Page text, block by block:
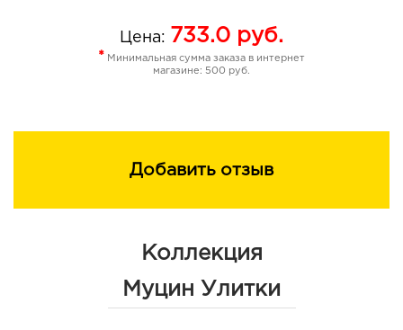
Цена: 733.0 руб.
* Минимальная сумма заказа в интернет
магазине: 500 руб.
Добавить отзыв
Коллекция
Муцин Улитки